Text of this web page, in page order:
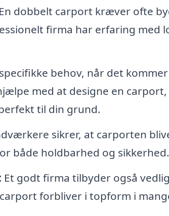
En dobbelt carport kræver ofte
firma har erfaring med
behov, når det
med at designe en
til din grund.
sikrer, at carporten
både holdbarhed og sikkerhed.
Et godt firma tilbyder også
forbliver i topform i